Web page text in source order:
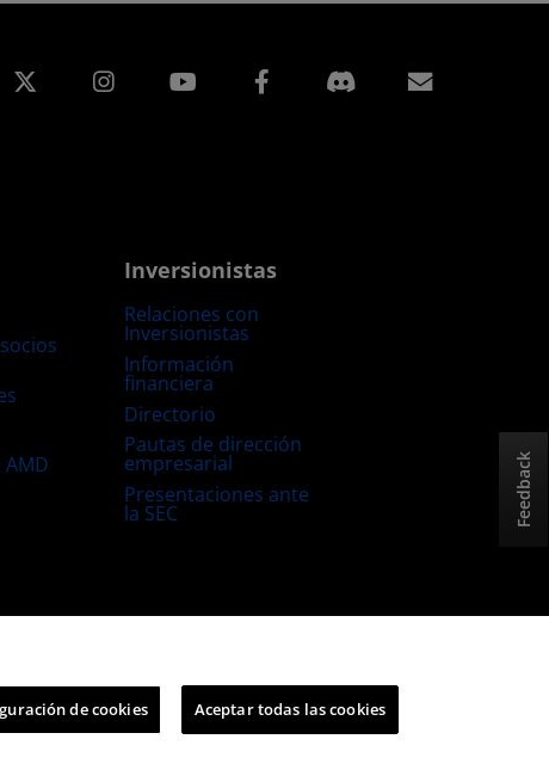
Instagram Facebook
Inversionistas
Relaciones con
Inversionistas
Información
financiera
Directorio
Pautas de dirección
empresarial
Presentaciones ante
la SEC Feedback
de cookies Aceptar todas las cookies